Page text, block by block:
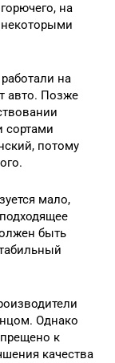
на
некоторыми
на
авто. Позже
потому
мало,
быть
Однако
к
качества